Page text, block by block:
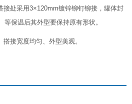
接处采用3×120mm镀锌铆钉铆接，罐体封
保温后其外型要保持原有形状。
接宽度均匀、外型美观。